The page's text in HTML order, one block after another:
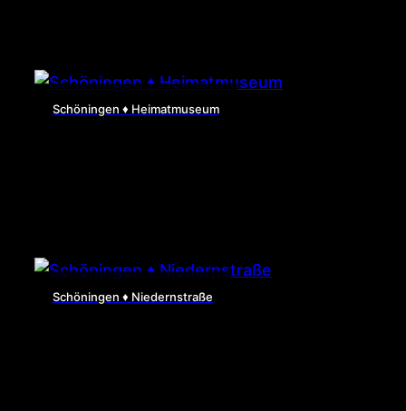
Schöningen ♦ Heimatmuseum
Schöningen ♦ Niedernstraße